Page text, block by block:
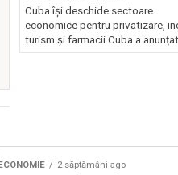
Cuba își deschide sectoare
economice pentru privatizare,
turism și farmacii Cuba a
ECONOMIE 2 săptămâni ago